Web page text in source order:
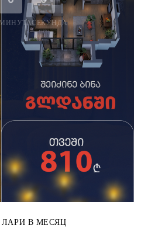
МИНУТАСЕКУНДА
ЛАРИ В МЕСЯЦ